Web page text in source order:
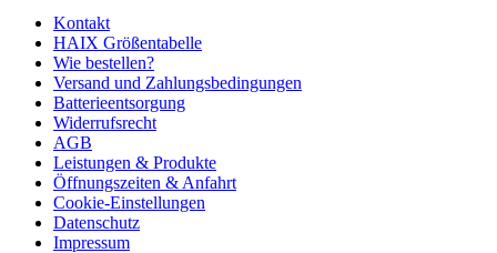
Kontakt
HAIX Größentabelle
Wie bestellen?
Versand und Zahlungsbedingungen
Batterieentsorgung
Widerrufsrecht
AGB
Leistungen & Produkte
Öffnungszeiten & Anfahrt
Cookie-Einstellungen
Datenschutz
Impressum